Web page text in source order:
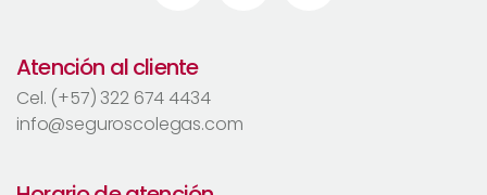
Atención al cliente
Cel. (+57) 322 674 4434
info@seguroscolegas.com